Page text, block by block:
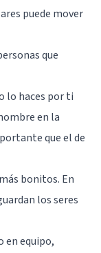
puede mover
que
lo haces por ti
en la
que el de
bonitos. En
los seres
en equipo,